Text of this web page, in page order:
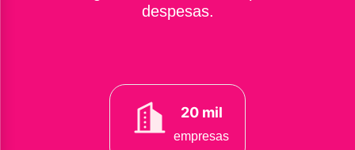
despesas.
20 mil
empresas